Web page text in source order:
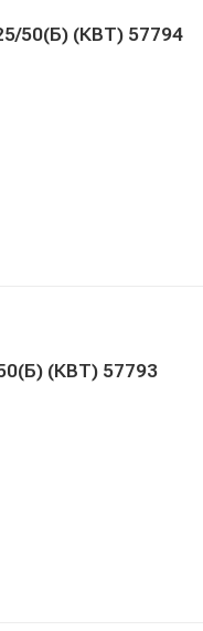
50(Б) (КВТ) 57794
(КВТ) 57793